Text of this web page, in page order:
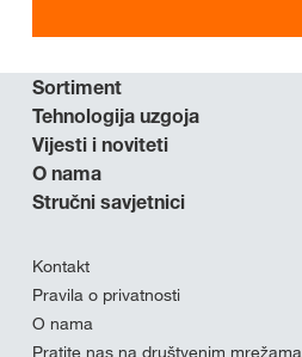
Sortiment
Tehnologija uzgoja
Vijesti i noviteti
O nama
Stručni savjetnici
Kontakt
Pravila o privatnosti
O nama
Pratite nas na društvenim mrežama